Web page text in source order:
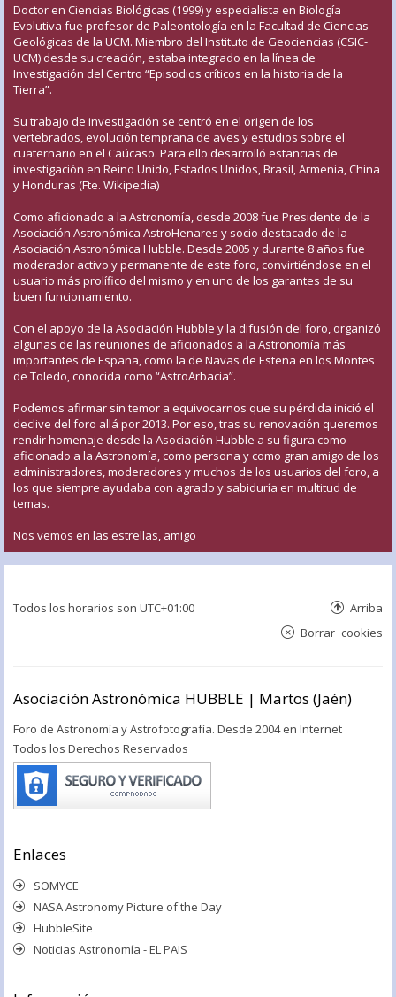
Doctor en Ciencias Biológicas (1999) y especialista en Biología
Evolutiva fue profesor de Paleontología en la Facultad de Ciencias
Geológicas de la UCM. Miembro del Instituto de Geociencias (CSIC-
UCM) desde su creación, estaba integrado en la línea de
Investigación del Centro “Episodios críticos en la historia de la
Tierra”.
Su trabajo de investigación se centró en el origen de los
vertebrados, evolución temprana de aves y estudios sobre el
cuaternario en el Caúcaso. Para ello desarrolló estancias de
investigación en Reino Unido, Estados Unidos, Brasil, Armenia, China
y Honduras (Fte. Wikipedia)
Como aficionado a la Astronomía, desde 2008 fue Presidente de la
Asociación Astronómica AstroHenares y socio destacado de la
Asociación Astronómica Hubble. Desde 2005 y durante 8 años fue
moderador activo y permanente de este foro, convirtiéndose en el
usuario más prolífico del mismo y en uno de los garantes de su
buen funcionamiento.
Con el apoyo de la Asociación Hubble y la difusión del foro, organizó
algunas de las reuniones de aficionados a la Astronomía más
importantes de España, como la de Navas de Estena en los Montes
de Toledo, conocida como “AstroArbacia”.
Podemos afirmar sin temor a equivocarnos que su pérdida inició el
declive del foro allá por 2013. Por eso, tras su renovación queremos
rendir homenaje desde la Asociación Hubble a su figura como
aficionado a la Astronomía, como persona y como gran amigo de los
administradores, moderadores y muchos de los usuarios del foro, a
los que siempre ayudaba con agrado y sabiduría en multitud de
temas.
Nos vemos en las estrellas, amigo
Todos los horarios son UTC+01:00 Arriba
Borrar cookies
Asociación Astronómica HUBBLE | Martos (Jaén)
Foro de Astronomía y Astrofotografía. Desde 2004 en Internet
Todos los Derechos Reservados
Enlaces
SOMYCE
NASA Astronomy Picture of the Day
HubbleSite
Noticias Astronomía - EL PAIS